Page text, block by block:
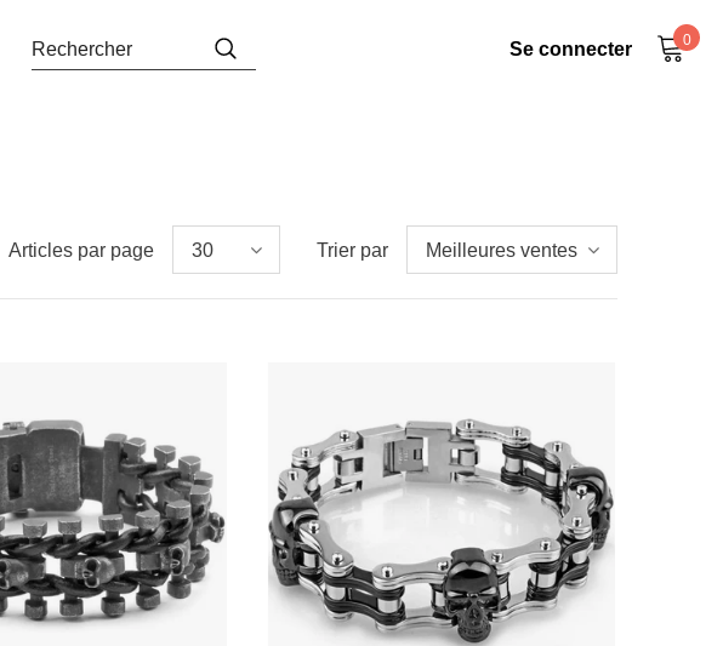
Se connecter 0
Articles par page 30 Trier par Meilleures ventes